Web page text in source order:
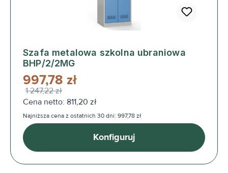
Szafa metalowa szkolna ubraniowa
BHP/2/2MG
997,78 zł
1 247,22 zł
Cena netto: 811,20 zł
Najniższa cena z ostatnich 30 dni: 997,78 zł
Konfiguruj